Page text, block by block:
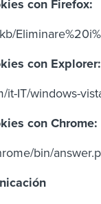
con Firefox:
con Explorer:
it-IT/windows-
con Chrome:
bin/